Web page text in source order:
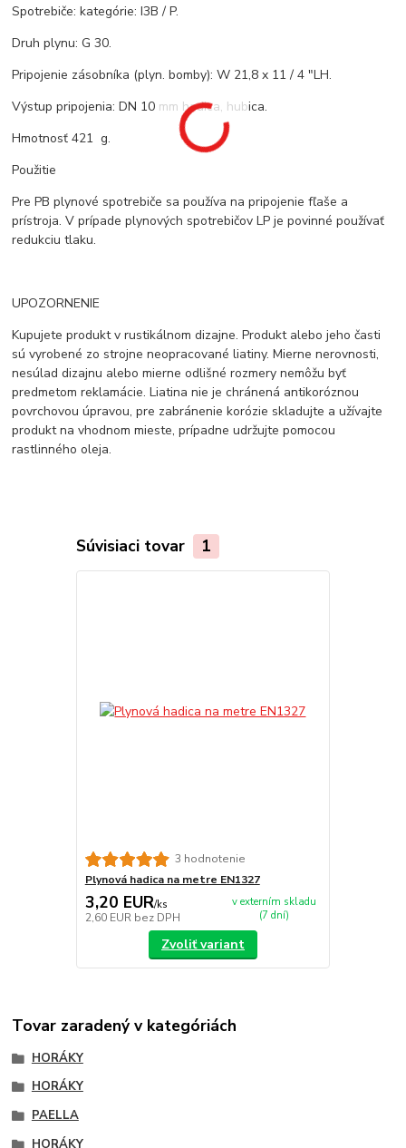
Spotrebiče: kategórie: I3B / P.
Druh plynu: G 30.
Pripojenie zásobníka (plyn. bomby): W 21,8 x 11 / 4 "LH.
Výstup pripojenia: DN 10 mm hadica, hubica.
Hmotnosť 421 g.
Použitie
Pre PB plynové spotrebiče sa používa na pripojenie fľaše a
prístroja. V prípade plynových spotrebičov LP je povinné používať
redukciu tlaku.
UPOZORNENIE
Kupujete produkt v rustikálnom dizajne. Produkt alebo jeho časti
sú vyrobené zo strojne neopracované liatiny. Mierne nerovnosti,
nesúlad dizajnu alebo mierne odlišné rozmery nemôžu byť
predmetom reklamácie. Liatina nie je chránená antikoróznou
povrchovou úpravou, pre zabránenie korózie skladujte a užívajte
produkt na vhodnom mieste, prípadne udržujte pomocou
rastlinného oleja.
Súvisiaci tovar 1
3 hodnotenie
Plynová hadica na metre EN1327
3,20 EUR/ks
2,60 EUR bez DPH
v externím skladu
(7 dní)
Zvoliť variant
Tovar zaradený v kategóriách
HORÁKY
HORÁKY
PAELLA
HORÁKY